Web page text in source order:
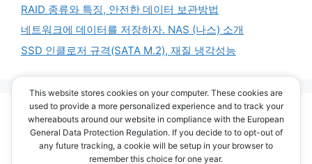
RAID 종류와 특징, 안전한 데이터 보관방법
네트워크에 데이터를 저장하자. NAS (나스) 소개
SSD 인클로저 규격(SATA M.2), 재질 냉각성능
최신 댓글
보여줄 댓글 없음.
This website stores cookies on your computer. These cookies are
used to provide a more personalized experience and to track your
whereabouts around our website in compliance with the European
General Data Protection Regulation. If you decide to to opt-out of
any future tracking, a cookie will be setup in your browser to
remember this choice for one year.